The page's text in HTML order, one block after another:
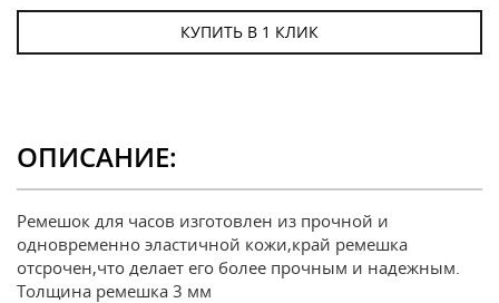
КУПИТЬ В 1 КЛИК
ОПИСАНИЕ:
Ремешок для часов изготовлен из прочной и
одновременно эластичной кожи,край ремешка
отсрочен,что делает его более прочным и надежным.
Толщина ремешка 3 мм